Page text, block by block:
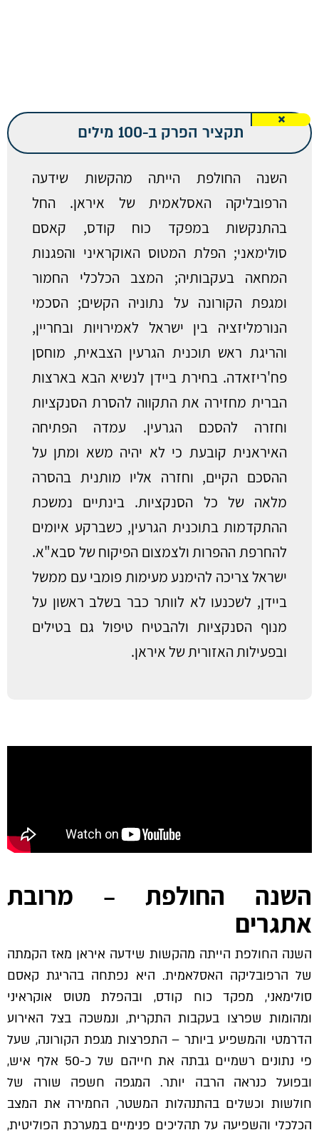
תקציר הפרק ב-100 מילים
השנה החולפת הייתה מהקשות שידעה
הרפובליקה האסלאמית של איראן. החל
בהתנקשות במפקד כוח קודס, קאסם
סולימאני; הפלת המטוס האוקראיני והפגנות
המחאה בעקבותיה; המצב הכלכלי החמור
ומגפת הקורונה על נתוניה הקשים; הסכמי
הנורמליזציה בין ישראל לאמירויות ובחריין,
והריגת ראש תוכנית הגרעין הצבאית, מוחסן
פח'ריזאדה. בחירת ביידן לנשיא הבא בארצות
הברית מחזירה את התקווה להסרת הסנקציות
וחזרה להסכם הגרעין. עמדה הפתיחה
האיראנית קובעת כי לא יהיה משא ומתן על
ההסכם הקיים, וחזרה אליו מותנית בהסרה
מלאה של כל הסנקציות. בינתיים נמשכת
ההתקדמות בתוכנית הגרעין, כשברקע איומים
להחרפת ההפרות ולצמצום הפיקוח של סבא"א.
ישראל צריכה להימנע מעימות פומבי עם ממשל
ביידן, לשכנעו לא לוותר כבר בשלב ראשון על
מנוף הסנקציות ולהבטיח טיפול גם בטילים
ובפעילות האזורית של איראן.
השנה החולפת – מרובת
אתגרים
השנה החולפת הייתה מהקשות שידעה איראן מאז הקמתה
של הרפובליקה האסלאמית. היא נפתחה בהריגת קאסם
סולימאני, מפקד כוח קודס, ובהפלת מטוס אוקראיני
ומהומות שפרצו בעקבות התקרית, ונמשכה בצל האירוע
הדרמטי והמשפיע ביותר – התפרצות מגפת הקורונה, שעל
פי נתונים רשמיים גבתה את חייהם של כ-50 אלף איש,
ובפועל כנראה הרבה יותר. המגפה חשפה שורה של
חולשות וכשלים בהתנהלות המשטר, החמירה את המצב
הכלכלי והשפיעה על תהליכים פנימיים במערכת הפוליטית,